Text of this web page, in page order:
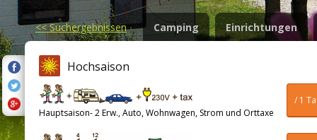
<<Suchergebnissen Camping Einrichtungen
Hochsaison
/ 1
Hauptsaison- 2 Erw., Auto, Wohnwagen, Strom und Orttaxe